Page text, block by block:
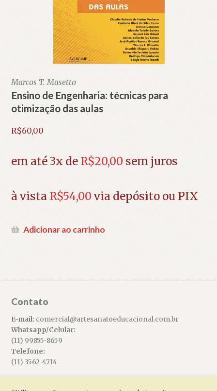
Marcos T. Masetto
Ensino de Engenharia: técnicas para
otimização das aulas
R$60,00
em até 3x de R$20,00 sem juros
à vista R$54,00 via depósito ou PIX
Adicionar ao carrinho
Contato
E-mail: comercial@artesanatoeducacional.com.br
Whatsapp/Celular:
(11) 99855-8659
Telefone:
(11) 3562-4714